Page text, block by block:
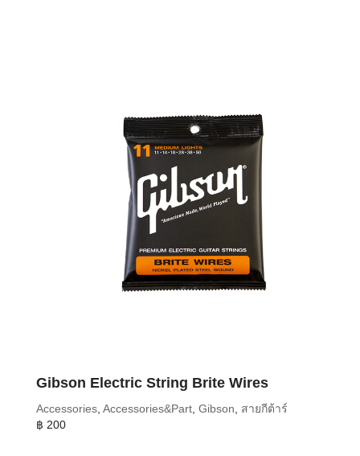
Gibson Electric String Brite Wires
Accessories Accessories&Part Gibson
สายกีต้าร์
฿ 200